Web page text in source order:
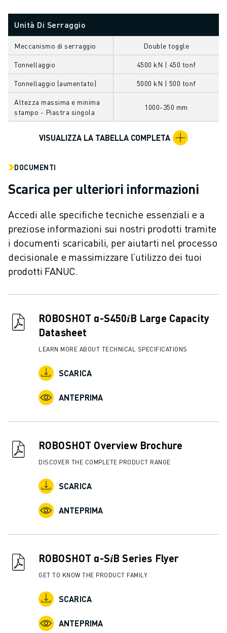
SOLUZIONI PER EDUCATION
WORLDSKILLS E GIOVANI TALENTI
NOTIZIE E MEDIA
NOTIZIE E MEDIA
EVENTI
EVENTI FORMATIVI
INFORMAZIONI SU FANUC
INFORMAZIONI SU FANUC
LE NOSTRE SEDI
CARRIERA
UNISCITI A NOI " CAREER PORTAL
CONTATTACI
CONTATTI
FILIALI
NOTE LEGALI
Unità Di Serraggio
Meccanismo di serraggio Double toggle
Tonnellaggio 4500 kN | 450 tonf
Tonnellaggio (aumentato) 5000 kN | 500 tonf
Altezza massima e minima
stampo - Piastra singola
1000-350 mm
VISUALIZZA LA TABELLA COMPLETA
DOCUMENTI
Scarica per ulteriori informazioni
Accedi alle specifiche tecniche essenziali e a
preziose informazioni sui nostri prodotti tramite
i documenti scaricabili, per aiutarti nel processo
decisionale e massimizzare l’utilizzo dei tuoi
prodotti FANUC.
ROBOSHOT α-S450𝑖B Large Capacity
Datasheet
LEARN MORE ABOUT TECHNICAL SPECIFICATIONS
SCARICA
ANTEPRIMA
ROBOSHOT Overview Brochure
DISCOVER THE COMPLETE PRODUCT RANGE
SCARICA
ANTEPRIMA
ROBOSHOT α-S𝑖B Series Flyer
GET TO KNOW THE PRODUCT FAMILY
SCARICA
ANTEPRIMA